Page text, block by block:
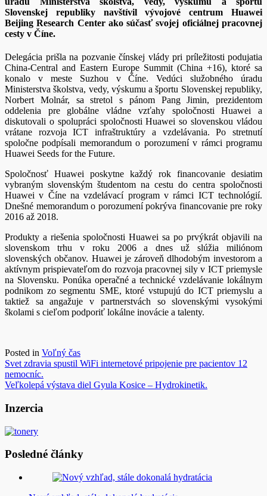
Slovenskej republiky navštívil vývojové centrum Huawei
Beijing Research Center ako súčasť svojej oficiálnej pracovnej
cesty v Číne.
Delegácia prišla na pozvanie čínskej vlády pri príležitosti podujatia
China-Central and Eastern Europe Summit (China +16), ktoré sa
konalo v meste Suzhou v Číne. Vedúci služobného úradu
Ministerstva školstva, vedy, výskumu a športu Slovenskej republiky,
Norbert Molnár, sa stretol s pánom Pang Jimin, prezidentom
oddelenia pre globálne vládne vzťahy spoločnosti Huawei a
diskutovali o spolupráci spoločnosti Huawei so slovenskou vládou
vrátane rozvoja ICT infraštruktúry a vzdelávania. Po stretnutí
spoločne podpísali memorandum o porozumení v rámci programu
Huawei Seeds for the Future.
Spoločnosť Huawei poskytne každý rok financovanie desiatim
vybraným slovenským študentom na cestu do centra spoločnosti
Huawei v Číne na vzdelávací program v rámci ICT technológií.
Dnešné memorandum o porozumení pokrýva financovanie pre roky
2016 až 2018.
Produkty a riešenia spoločnosti Huawei sa po prvýkrát objavili na
slovenskom trhu v roku 2006 a dnes už slúžia miliónom
slovenských občanov. Huawei je zároveň dlhodobým investorom a
aktívnym prispievateľom do rozvoja pracovnej sily v ICT priemysle
na Slovensku. Ponúka operačné a technické vzdelávanie lokálnym
podnikom zo segmentu SME, ktoré vstupujú do ICT priemyslu a
taktiež sa angažuje v partnerstvách so slovenskými vysokými
školami s cieľom podporiť lokálne inovácie a talenty.
Posted in Voľný čas
Navigácia
v
Svet zdravia spustil WiFi internetové pripojenie pre pacientov 12
nemocníc.
Veľkolepá výstava diel Gyula Kosice – Hydrokinetik.
Inzercia
Posledné články